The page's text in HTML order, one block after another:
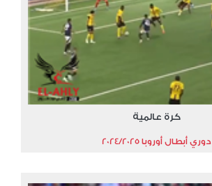
كرة عالمية
دوري أبطال أوروبا 2024/2025